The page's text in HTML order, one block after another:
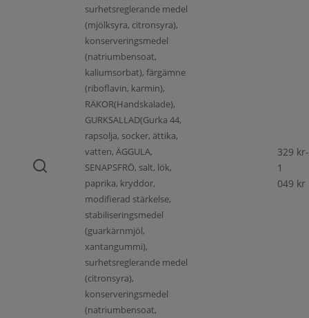
surhetsreglerande medel
(mjölksyra, citronsyra),
konserveringsmedel
(natriumbensoat,
kaliumsorbat), färgämne
(riboflavin, karmin),
RÄKOR(Handskalade),
GURKSALLAD(Gurka 44,
rapsolja, socker, ättika,
vatten, ÄGGULA,
SENAPSFRÖ, salt, lök,
paprika, kryddor,
modifierad stärkelse,
stabiliseringsmedel
(guarkärnmjöl,
xantangummi),
surhetsreglerande medel
(citronsyra),
konserveringsmedel
(natriumbensoat,
329 kr-
1
049 kr